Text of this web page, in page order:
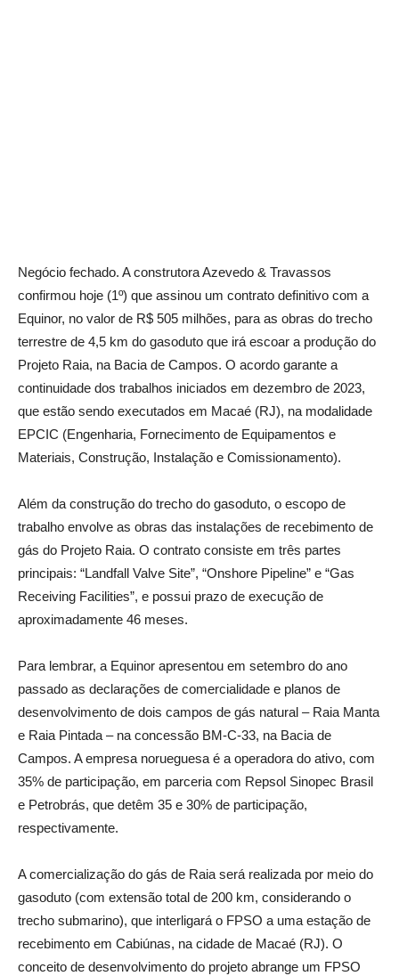
Negócio fechado. A construtora Azevedo & Travassos
confirmou hoje (1º) que assinou um contrato definitivo com a
Equinor, no valor de R$ 505 milhões, para as obras do trecho
terrestre de 4,5 km do gasoduto que irá escoar a produção do
Projeto Raia, na Bacia de Campos. O acordo garante a
continuidade dos trabalhos iniciados em dezembro de 2023,
que estão sendo executados em Macaé (RJ), na modalidade
EPCIC (Engenharia, Fornecimento de Equipamentos e
Materiais, Construção, Instalação e Comissionamento).
Além da construção do trecho do gasoduto, o escopo de
trabalho envolve as obras das instalações de recebimento de
gás do Projeto Raia. O contrato consiste em três partes
principais: “Landfall Valve Site”, “Onshore Pipeline” e “Gas
Receiving Facilities”, e possui prazo de execução de
aproximadamente 46 meses.
Para lembrar, a Equinor apresentou em setembro do ano
passado as declarações de comercialidade e planos de
desenvolvimento de dois campos de gás natural – Raia Manta
e Raia Pintada – na concessão BM-C-33, na Bacia de
Campos. A empresa norueguesa é a operadora do ativo, com
35% de participação, em parceria com Repsol Sinopec Brasil
e Petrobrás, que detêm 35 e 30% de participação,
respectivamente.
A comercialização do gás de Raia será realizada por meio do
gasoduto (com extensão total de 200 km, considerando o
trecho submarino), que interligará o FPSO a uma estação de
recebimento em Cabiúnas, na cidade de Macaé (RJ). O
conceito de desenvolvimento do projeto abrange um FPSO